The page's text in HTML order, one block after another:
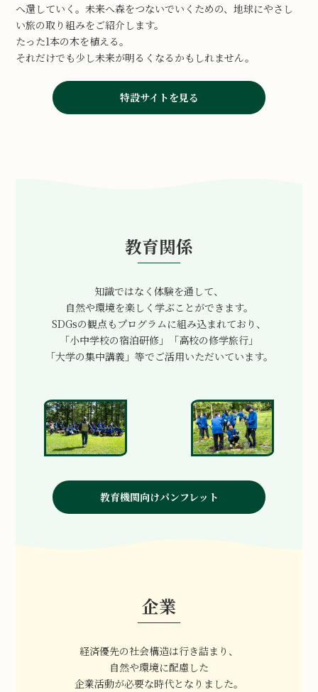
へ還していく。未来へ森をつないでいくための、地球にやさし
い旅の取り組みをご紹介します。
たった1本の木を植える。
それだけでも少し未来が明るくなるかもしれません。
特設サイトを見る
教育関係
知識ではなく体験を通して、
自然や環境を楽しく学ぶことができます。
SDGsの観点もプログラムに組み込まれており、
「小中学校の宿泊研修」「高校の修学旅行」
「大学の集中講義」等でご活用いただいています。
教育機関向けパンフレット
企業
経済優先の社会構造は行き詰まり、
自然や環境に配慮した
企業活動が必要な時代となりました。